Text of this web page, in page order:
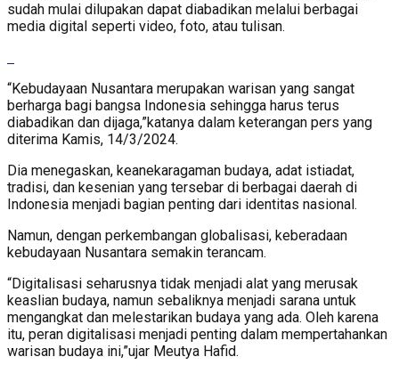
sudah mulai dilupakan dapat diabadikan melalui berbagai
media digital seperti video, foto, atau tulisan.
“Kebudayaan Nusantara merupakan warisan yang sangat
berharga bagi bangsa Indonesia sehingga harus terus
diabadikan dan dijaga,”katanya dalam keterangan pers yang
diterima Kamis, 14/3/2024.
Dia menegaskan, keanekaragaman budaya, adat istiadat,
tradisi, dan kesenian yang tersebar di berbagai daerah di
Indonesia menjadi bagian penting dari identitas nasional.
Namun, dengan perkembangan globalisasi, keberadaan
kebudayaan Nusantara semakin terancam.
“Digitalisasi seharusnya tidak menjadi alat yang merusak
keaslian budaya, namun sebaliknya menjadi sarana untuk
mengangkat dan melestarikan budaya yang ada. Oleh karena
itu, peran digitalisasi menjadi penting dalam mempertahankan
warisan budaya ini,”ujar Meutya Hafid.